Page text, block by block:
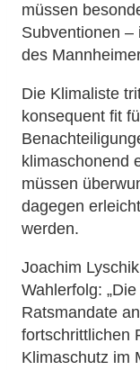
müssen
Subventionen –
des
Die Klimaliste
konsequent fit
klimaschonend
müssen
dagegen
werden.
Joachim
Wahlerfolg:
Ratsmandate
fortschrittlichen
Klimaschutz im